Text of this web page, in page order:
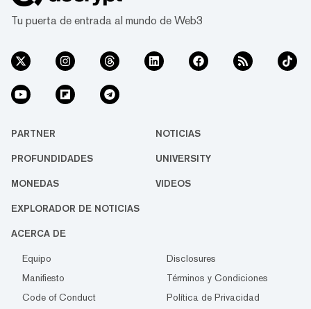
Tu puerta de entrada al mundo de Web3
PARTNER NOTICIAS
PROFUNDIDADES UNIVERSITY
MONEDAS VIDEOS
EXPLORADOR DE NOTICIAS
ACERCA DE
Equipo
Disclosures
Manifiesto
Términos y Condiciones
Code of Conduct
Política de Privacidad